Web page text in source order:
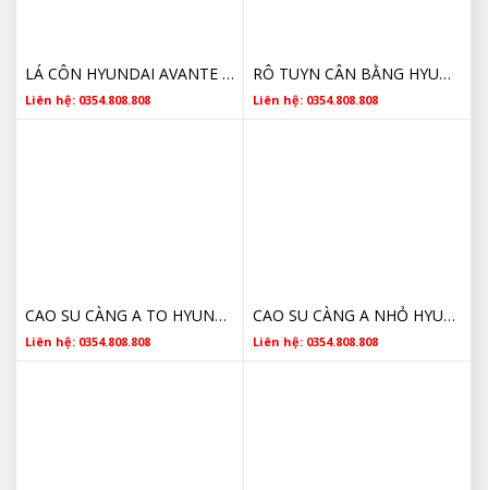
LÁ CÔN HYUNDAI AVANTE 2011 2012 2013 2014 4110023040 CHÍNH HÃNG
Liên hệ: 0354.808.808
RÔ TUYN CÂN BẰNG HYUNDAI AVANTE 2011 2012 2013 2014 545302H200 CHÍNH HÃNG
Liên hệ: 0354.808.808
CAO SU CÀNG A TO HYUNDAI AVANTE 2011 2012 2013 2014 545841G000 CHÍNH HÃNG
Liên hệ: 0354.808.808
CAO SU CÀNG A NHỎ HYUNDAI AVANTE 2011 2012 2013 2014 54551C5000 CHÍNH HÃNG
Liên hệ: 0354.808.808